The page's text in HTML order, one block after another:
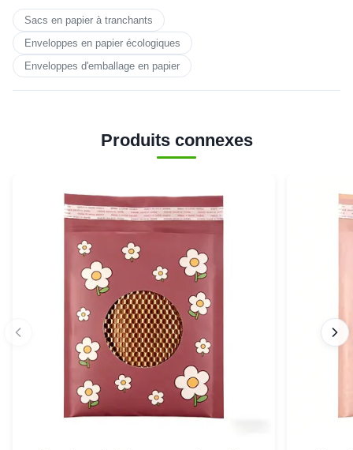
Sacs en papier à tranchants
Enveloppes en papier écologiques
Enveloppes d'emballage en papier
Produits connexes